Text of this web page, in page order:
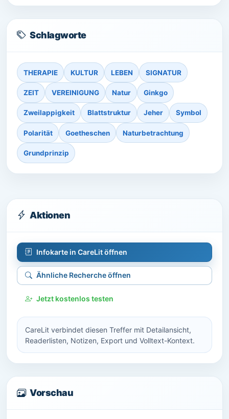
Schlagworte
THERAPIE KULTUR LEBEN SIGNATUR
ZEIT VEREINIGUNG Natur Ginkgo
Zweilappigkeit Blattstruktur Jeher Symbol
Polarität Goetheschen Naturbetrachtung
Grundprinzip
Aktionen
Infokarte in CareLit öffnen
Ähnliche Recherche öffnen
Jetzt kostenlos testen
CareLit verbindet diesen Treffer mit Detailansicht,
Readerlisten, Notizen, Export und Volltext-Kontext.
Vorschau